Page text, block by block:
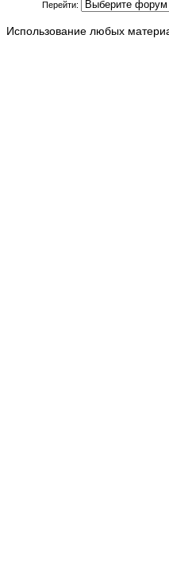
Перейти:
Использование любых